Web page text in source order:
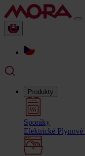
Produkty
Sporáky
Elektrické Plynové